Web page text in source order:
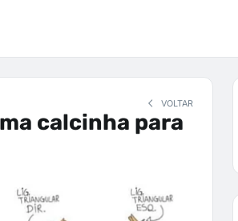
VOLTAR
calcinha para